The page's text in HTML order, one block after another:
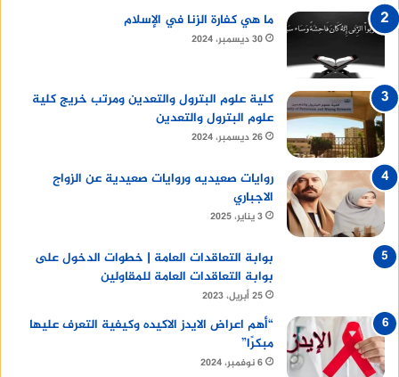
ما هي كفارة الزنا في الإسلام
30 ديسمبر، 2024
كلية علوم البترول والتعدين ومرتب خريج كلية
علوم البترول والتعدين
26 ديسمبر، 2024
روايات صعيديه وروايات صعيدية عن الزواج
الاجباري
3 يناير، 2025
بوابة التعاقدات العامة | خطوات الدخول على
بوابة التعاقدات العامة للمقاولين
25 أبريل، 2023
“أهم اعراض الايدز الاكيده وكيفية التعرف عليها
مبكرًا”
6 نوفمبر، 2024